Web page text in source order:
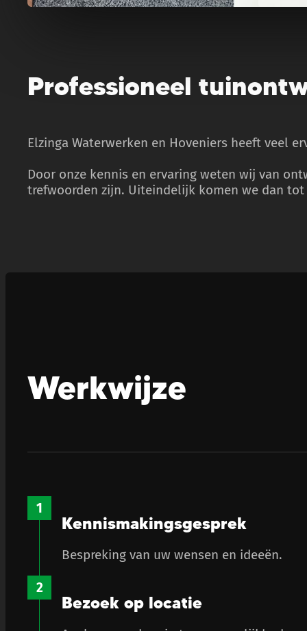
Professioneel
Elzinga Waterwerken en Hoveniers heeft veel
Door onze kennis en ervaring weten wij van
trefwoorden zijn. Uiteindelijk komen we dan
Werkwijze
Kennismakingsgesprek
Bespreking van uw wensen en ideeën.
Bezoek op locatie